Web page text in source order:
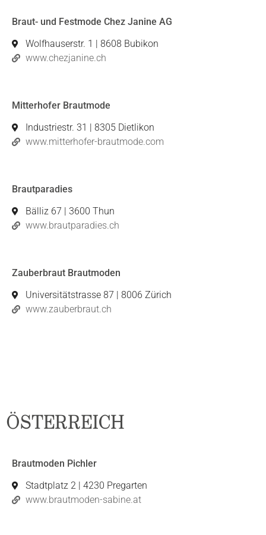
Braut- und Festmode Chez Janine AG
Wolfhauserstr. 1 | 8608 Bubikon
www.chezjanine.ch
Mitterhofer Brautmode
Industriestr. 31 | 8305 Dietlikon
www.mitterhofer-brautmode.com
Brautparadies
Bälliz 67 | 3600 Thun
www.brautparadies.ch
Zauberbraut Brautmoden
Universitätstrasse 87 | 8006 Zürich
www.zauberbraut.ch
ÖSTERREICH
Brautmoden Pichler
Stadtplatz 2 | 4230 Pregarten
www.brautmoden-sabine.at